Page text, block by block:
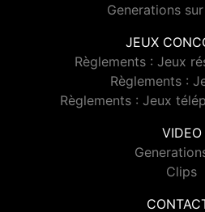
Generations
JEUX
Règlements : Jeux
Règlements :
Règlements : Jeux
VIDEO
Clips